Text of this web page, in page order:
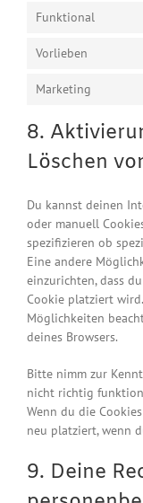
Funktional
Vorlieben
Marketing
8.
Löschen
Du kannst deinen
oder manuell
spezifizieren ob
Eine andere
einzurichten, dass
Cookie platziert
Möglichkeiten
deines Browsers.
Bitte nimm zur
nicht richtig
Wenn du die
neu platziert, wenn
9. Deine